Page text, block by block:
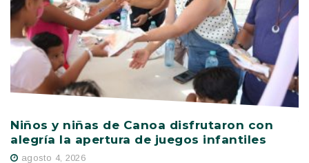
Niños y niñas de Canoa disfrutaron con
alegría la apertura de juegos infantiles
agosto 4, 2026